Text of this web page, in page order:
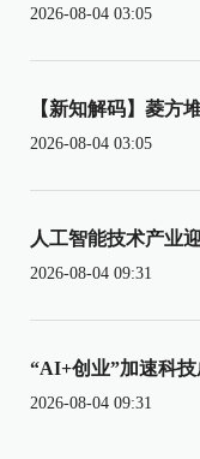
2026-08-04 03:05
【新知解码】菱方
2026-08-04 03:05
人工智能技术产业
2026-08-04 09:31
“AI+创业”加速科
2026-08-04 09:31